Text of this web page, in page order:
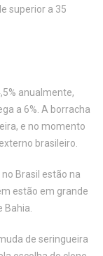
superior a 35
anualmente,
a 6%. A borracha
e no momento
brasileiro.
Brasil estão na
estão em grande
Bahia.
de seringueira